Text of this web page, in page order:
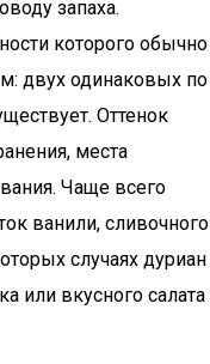
запаха.
которого обычно
двух одинаковых по
Оттенок
места
Чаще всего
ванили, сливочного
случаях дуриан
или вкусного салата